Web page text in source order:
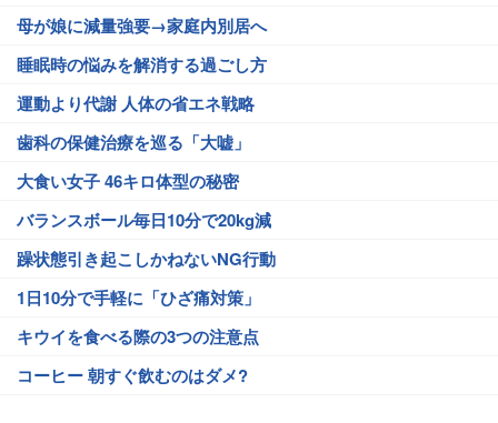
母が娘に減量強要→家庭内別居へ
睡眠時の悩みを解消する過ごし方
運動より代謝 人体の省エネ戦略
歯科の保健治療を巡る「大嘘」
大食い女子 46キロ体型の秘密
バランスボール毎日10分で20kg減
躁状態引き起こしかねないNG行動
1日10分で手軽に「ひざ痛対策」
キウイを食べる際の3つの注意点
コーヒー 朝すぐ飲むのはダメ?